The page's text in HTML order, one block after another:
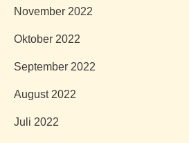
November 2022
Oktober 2022
September 2022
August 2022
Juli 2022